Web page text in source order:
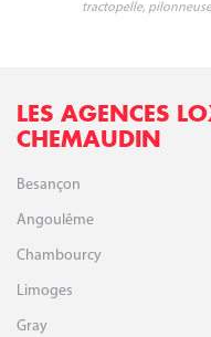
tractopelle,
LES AGENCES
CHEMAUDIN
Besançon
Angoulême
Chambourcy
Limoges
Gray